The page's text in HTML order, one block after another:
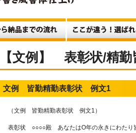
【文例】 表彰状/精勤
文例 皆勤精勤表彰状 例文1
（文例 皆勤精勤表彰状 例文1）
表彰状 ○○○○殿 あなたはΟ年の永きにわたり